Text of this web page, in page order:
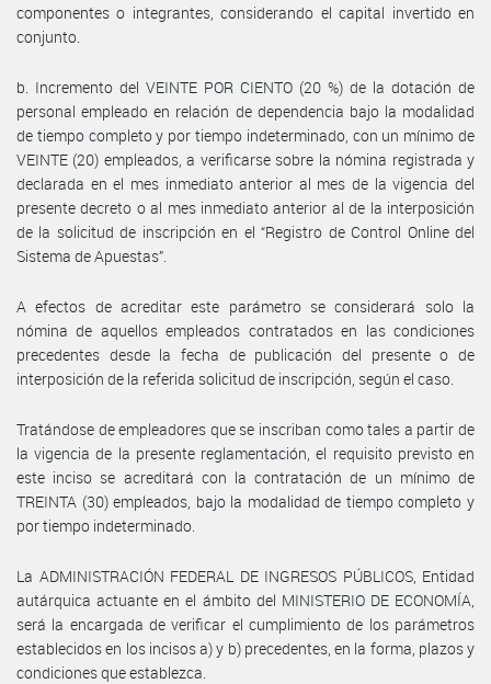
componentes o integrantes, considerando el capital invertido en
conjunto.
b. Incremento del VEINTE POR CIENTO (20 %) de la dotación de
personal empleado en relación de dependencia bajo la modalidad
de tiempo completo y por tiempo indeterminado, con un mínimo de
VEINTE (20) empleados, a verificarse sobre la nómina registrada y
declarada en el mes inmediato anterior al mes de la vigencia del
presente decreto o al mes inmediato anterior al de la interposición
de la solicitud de inscripción en el “Registro de Control Online del
Sistema de Apuestas”.
A efectos de acreditar este parámetro se considerará solo la
nómina de aquellos empleados contratados en las condiciones
precedentes desde la fecha de publicación del presente o de
interposición de la referida solicitud de inscripción, según el caso.
Tratándose de empleadores que se inscriban como tales a partir de
la vigencia de la presente reglamentación, el requisito previsto en
este inciso se acreditará con la contratación de un mínimo de
TREINTA (30) empleados, bajo la modalidad de tiempo completo y
por tiempo indeterminado.
La ADMINISTRACIÓN FEDERAL DE INGRESOS PÚBLICOS, Entidad
autárquica actuante en el ámbito del MINISTERIO DE ECONOMÍA,
será la encargada de verificar el cumplimiento de los parámetros
establecidos en los incisos a) y b) precedentes, en la forma, plazos y
condiciones que establezca.